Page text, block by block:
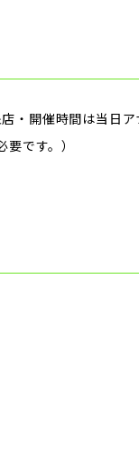
・開催時間は当日ア
です。）